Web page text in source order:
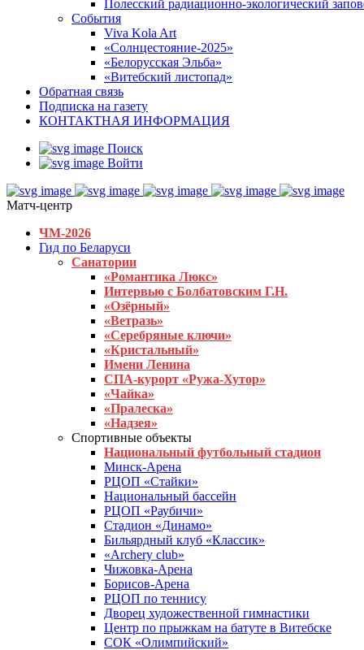
Полесский радиационно-экологический
События
Viva Kola Art
«Солнцестояние-2025»
«Белорусская Эльба»
«Витебский листопад»
Обратная связь
Подписка на газету
КОНТАКТНАЯ ИНФОРМАЦИЯ
Поиск
Войти
Матч-центр
ЧМ-2026
Гид по Беларуси
Санатории
«Романтика Люкс»
Интервью с Болбатовским Г.Н.
«Озёрный»
«Ветразь»
«Серебряные ключи»
«Кристальный»
Имени Ленина
СПА-курорт «Ружа-Хутор»
«Чайка»
«Пралеска»
«Надзея»
Спортивные объекты
Национальный футбольный стадион
Минск-Арена
РЦОП «Стайки»
Национальный бассейн
РЦОП «Раубичи»
Стадион «Динамо»
Бильярдный клуб «Классик»
«Archery club»
Чижовка-Арена
Борисов-Арена
РЦОП по теннису
Дворец художественной гимнастики
Центр по прыжкам на батуте в Витебске
СОК «Олимпийский»